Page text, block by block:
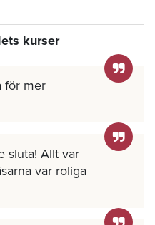
kurser
för mer
sluta! Allt var
var roliga